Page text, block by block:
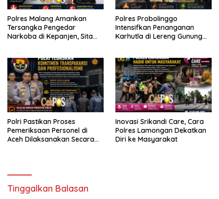
Polres Malang Amankan
Tersangka Pengedar
Narkoba di Kepanjen, Sita
Polres Probolinggo
Intensifkan Penanganan
Karhutla di Lereng Gunung
Polri Pastikan Proses
Pemeriksaan Personel di
Aceh Dilaksanakan Secara
Inovasi Srikandi Care, Cara
Polres Lamongan Dekatkan
Diri ke Masyarakat
Tinggalkan Balasan